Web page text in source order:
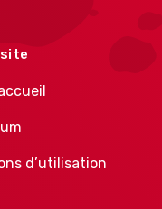
site
d’utilisation